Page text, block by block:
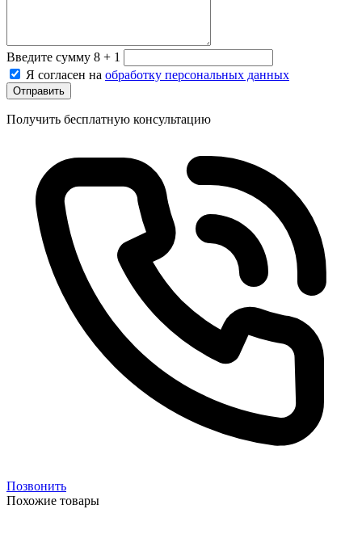
Введите сумму 8 + 1
Я согласен на обработку персональных данных
Отправить
Получить бесплатную консультацию
Позвонить
Похожие товары